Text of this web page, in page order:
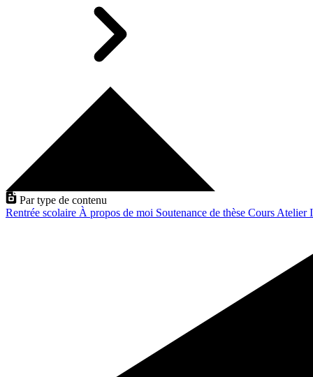
Par type de contenu
Rentrée scolaire À propos de moi Soutenance de thèse Cours Atelier